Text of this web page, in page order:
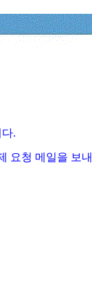
.
요청 메일을 보내